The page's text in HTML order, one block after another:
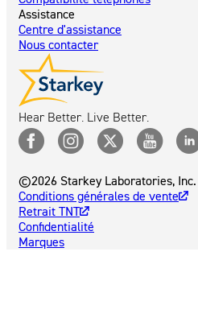
Assistance
Centre d'assistance
Nous contacter
Hear Better. Live Better.
©2026 Starkey Laboratories,
Conditions générales de vente
Retrait TNT
Confidentialité
Marques